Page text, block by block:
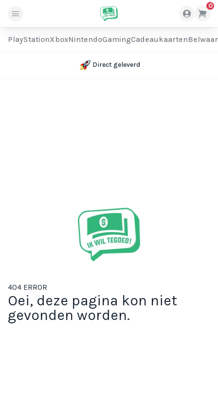
0
PlayStationXboxNintendoGamingCadeaukaarten
Direct geleverd
404 ERROR
Oei, deze pagina kon niet
gevonden worden.